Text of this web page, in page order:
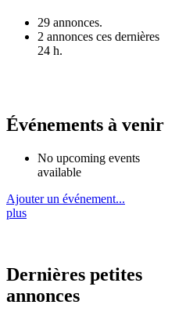
29 annonces.
2 annonces ces dernières
24 h.
Événements à venir
No upcoming events
available
Ajouter un événement...
plus
Dernières petites
annonces